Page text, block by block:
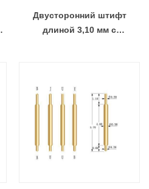
Двусторонний штифт
длиной 3,10 мм с